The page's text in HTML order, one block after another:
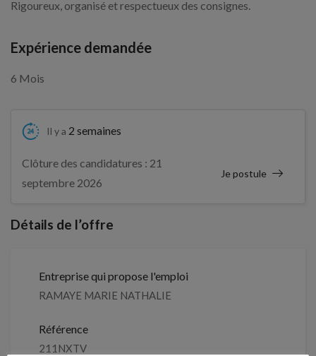
Rigoureux, organisé et respectueux des consignes.
Expérience demandée
6 Mois
Il y a 2 semaines
Clôture des candidatures : 21
septembre 2026
Je postule
Détails de l’offre
Entreprise qui propose l'emploi
RAMAYE MARIE NATHALIE
Référence
211NXTV